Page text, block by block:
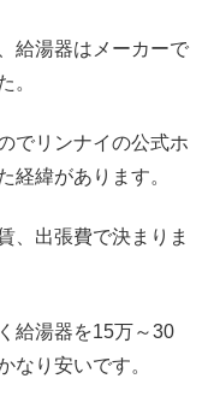
給湯器はメーカーで
。
でリンナイの公式ホ
経緯があります。
、出張費で決まりま
給湯器を15万～30
なり安いです。